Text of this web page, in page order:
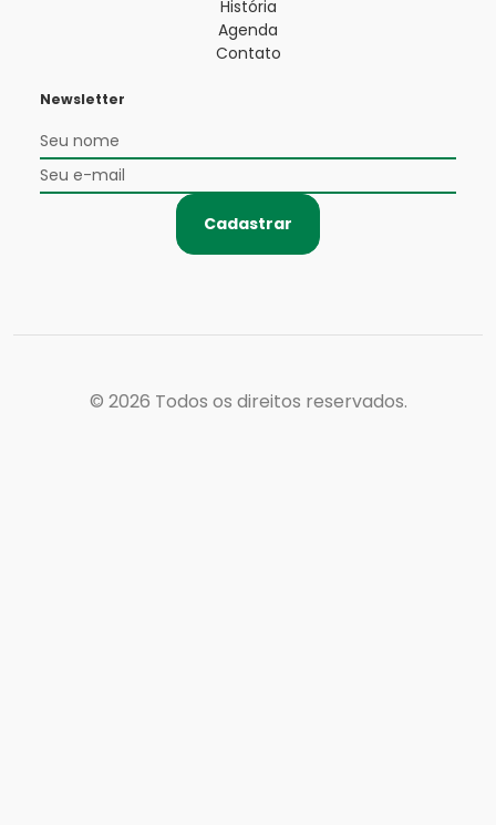
História
Agenda
Contato
Newsletter
Cadastrar
© 2026 Todos os direitos reservados.